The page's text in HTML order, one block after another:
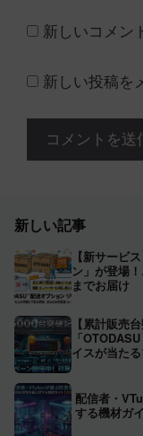
新しいコメン
新しい投稿を
新しい記事
【新サービ
ン」が登場
までお届け
【累計販売
「OTODASU
イスが当た
配信者・
する機材ガ